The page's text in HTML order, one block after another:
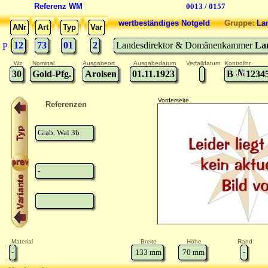
Referenz WM 0013 / 0157
ANr Art Typ Var
P 12 73 01 2
wertbeständiges NotgeldGruppe:
Landesdirektor & Domänenkammer
Wz Nominal Ausgabeort Ausgabedatum Verfalldatum Kontrollnr.
30 Gold-Pfg. Arolsen 01.11.1923 B
Referenzen
Grab. Wal 3b
-
Vorderseite
Material Breite Höhe Rand
- 133 mm 70 mm -